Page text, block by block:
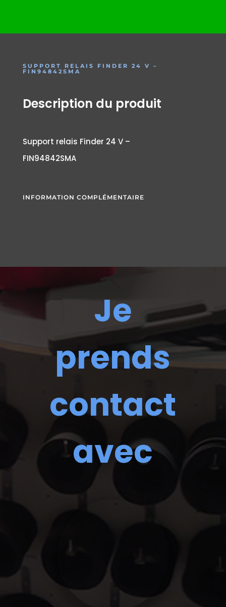
SUPPORT RELAIS FINDER 24 V –
FIN94842SMA
Description du produit
Support relais Finder 24 V –
FIN94842SMA
INFORMATION COMPLÉMENTAIRE
Je
prends
contact
avec